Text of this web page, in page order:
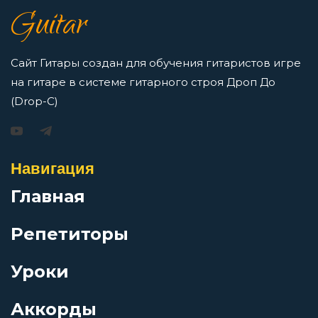
В свете свечи
В твоём лице так мало красок
В тишине осенней ночи
Варежка
Василий Тёркин
Просмотров: 16413 чел.
Перейти
гитары
Перейти
Просмотров: 10487 чел.
Guitar
Сайт Гитары создан для обучения гитаристов игре
на гитаре в системе гитарного строя Дроп До
(Drop-C)
Навигация
Главная
Репетиторы
Уроки
Аккорды